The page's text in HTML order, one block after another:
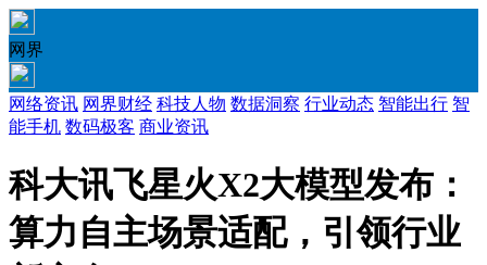
网界
网络资讯 网界财经 科技人物 数据洞察 行业动态 智能出行 智
能手机 数码极客 商业资讯
科大讯飞星火X2大模型发布：
算力自主场景适配，引领行业